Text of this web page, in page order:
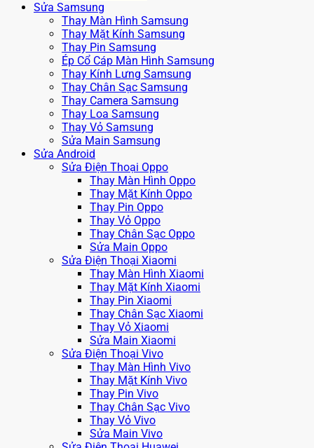
Sửa Samsung
Thay Màn Hình Samsung
Thay Mặt Kính Samsung
Thay Pin Samsung
Ép Cổ Cáp Màn Hình Samsung
Thay Kính Lưng Samsung
Thay Chân Sạc Samsung
Thay Camera Samsung
Thay Loa Samsung
Thay Vỏ Samsung
Sửa Main Samsung
Sửa Android
Sửa Điện Thoại Oppo
Thay Màn Hình Oppo
Thay Mặt Kính Oppo
Thay Pin Oppo
Thay Vỏ Oppo
Thay Chân Sạc Oppo
Sửa Main Oppo
Sửa Điện Thoại Xiaomi
Thay Màn Hình Xiaomi
Thay Mặt Kính Xiaomi
Thay Pin Xiaomi
Thay Chân Sạc Xiaomi
Thay Vỏ Xiaomi
Sửa Main Xiaomi
Sửa Điện Thoại Vivo
Thay Màn Hình Vivo
Thay Mặt Kính Vivo
Thay Pin Vivo
Thay Chân Sạc Vivo
Thay Vỏ Vivo
Sửa Main Vivo